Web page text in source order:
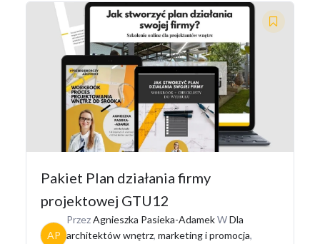
Pakiet Plan działania firmy
projektowej GTU12
AP
PrzezAgnieszka Pasieka-AdamekWDla
architektów wnętrz, marketing i promocja,